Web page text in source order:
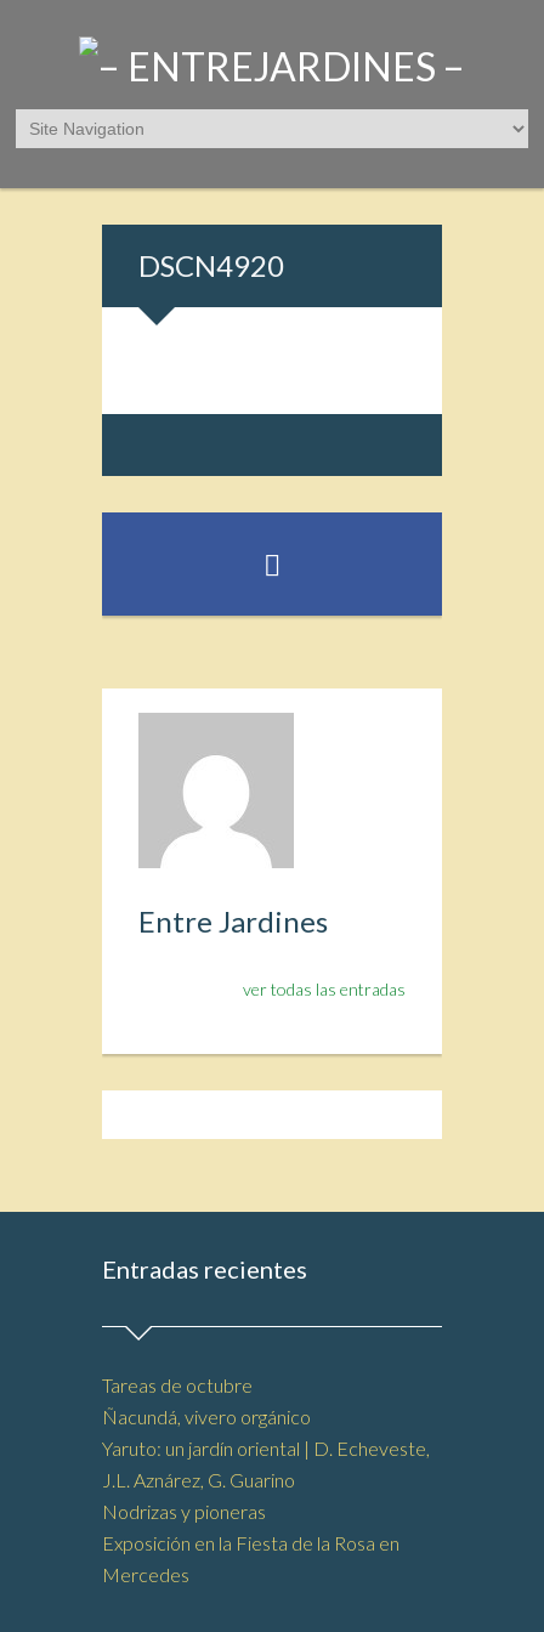
DSCN4920
Entre Jardines
ver todas las entradas
Entradas recientes
Tareas de octubre
Ñacundá, vivero orgánico
Yaruto: un jardín oriental | D. Echeveste,
J.L. Aznárez, G. Guarino
Nodrizas y pioneras
Exposición en la Fiesta de la Rosa en
Mercedes